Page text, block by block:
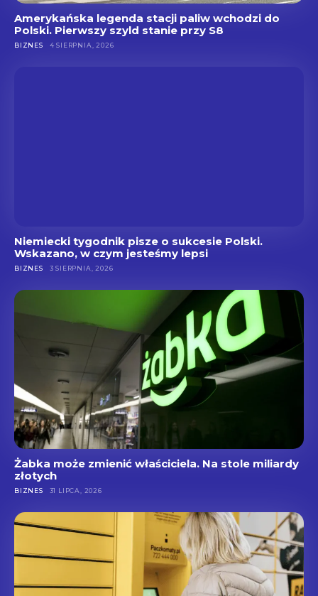
Amerykańska legenda stacji paliw wchodzi do
Polski. Pierwszy szyld stanie przy S8
BIZNES 4 SIERPNIA, 2026
Niemiecki tygodnik pisze o sukcesie Polski.
Wskazano, w czym jesteśmy lepsi
BIZNES 3 SIERPNIA, 2026
Żabka może zmienić właściciela. Na stole miliardy
złotych
BIZNES 31 LIPCA, 2026